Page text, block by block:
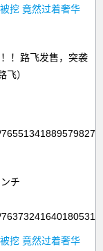
！路飞发售，突袭
）
チ